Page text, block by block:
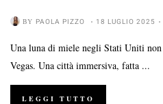
BY PAOLA PIZZO 18 LUGLIO 2025
Una luna di miele negli Stati Uniti
Vegas. Una città immersiva, fatta ...
LEGGI TUTTO